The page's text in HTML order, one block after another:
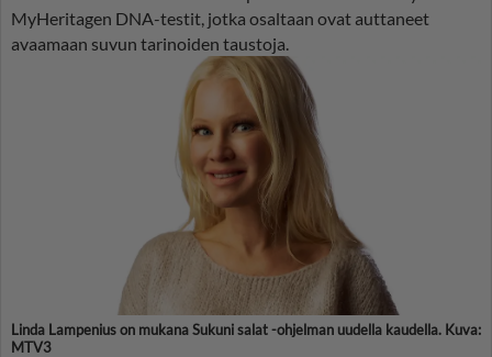
MyHeritagen DNA-testit, jotka osaltaan ovat auttaneet
avaamaan suvun tarinoiden taustoja.
Linda Lampenius on mukana Sukuni salat -ohjelman uudella kaudella. Kuva:
MTV3